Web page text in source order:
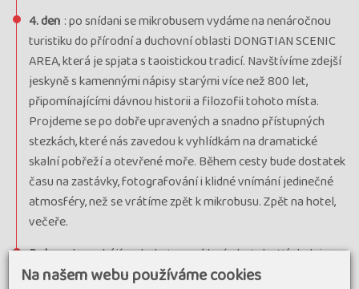
4. den : po snídani se mikrobusem vydáme na nenáročnou
turistiku do přírodní a duchovní oblasti DONGTIAN SCENIC
AREA, která je spjata s taoistickou tradicí. Navštívíme zdejší
jeskyně s kamennými nápisy starými více než 800 let,
připomínajícími dávnou historii a filozofii tohoto místa.
Projdeme se po dobře upravených a snadno přístupných
stezkách, které nás zavedou k vyhlídkám na dramatické
skalní pobřeží a otevřené moře. Během cesty bude dostatek
času na zastávky, fotografování i klidné vnímání jedinečné
atmosféry, než se vrátíme zpět k mikrobusu. Zpět na hotel,
večeře.
5. den : den zahájíme bohatou snídaní v hotelu. Následuje
celodenní volno, které můžete věnovat odpočinku i
Na našem webu používáme cookies